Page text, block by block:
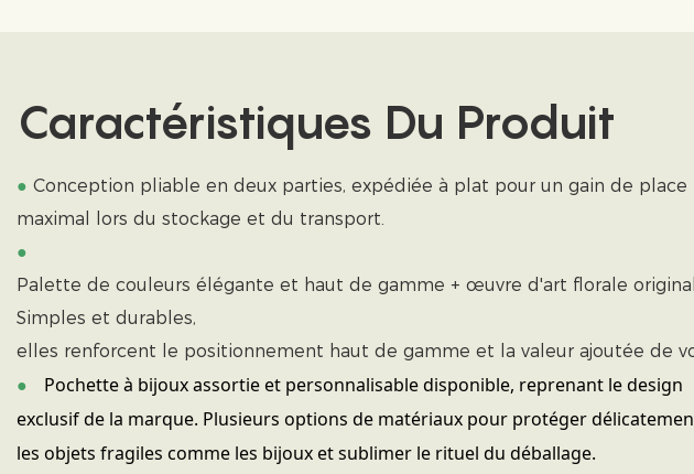
Caractéristiques Du Produit
● Conception pliable en deux parties, expédiée à plat pour un gain de place
maximal lors du stockage et du transport.
●
Palette de couleurs élégante et haut de gamme + œuvre d'art florale
Simples et durables,
elles renforcent le positionnement haut de gamme et la valeur ajoutée de
●
Pochette à bijoux assortie et personnalisable disponible, reprenant le design
exclusif de la marque. Plusieurs options de matériaux pour protéger
les objets fragiles comme les bijoux et sublimer le rituel du déballage.